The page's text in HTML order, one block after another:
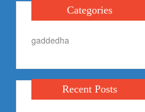
Categories
gaddedha
Recent Posts